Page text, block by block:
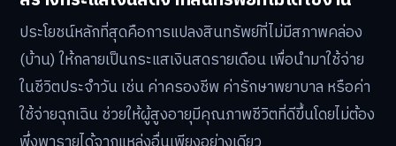
ประโยชน์หลักที่สุดคือการแปลงสินทรัพย์ที่ไม่มีสภาพคล่อง
(บ้าน) ให้กลายเป็นกระแสเงินสดรายเดือน เพื่อนำมาใช้จ่าย
ในชีวิตประจำวัน เช่น ค่าครองชีพ ค่ารักษาพยาบาล หรือค่า
ใช้จ่ายฉุกเฉิน ช่วยให้ผู้สูงอายุมีคุณภาพชีวิตที่ดีขึ้นโดยไม่ต้อง